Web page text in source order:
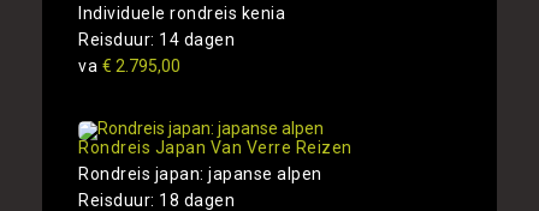
Individuele rondreis kenia
Reisduur: 14 dagen
va € 2.795,00
Rondreis Japan Van Verre Reizen
Rondreis japan: japanse alpen
Reisduur: 18 dagen